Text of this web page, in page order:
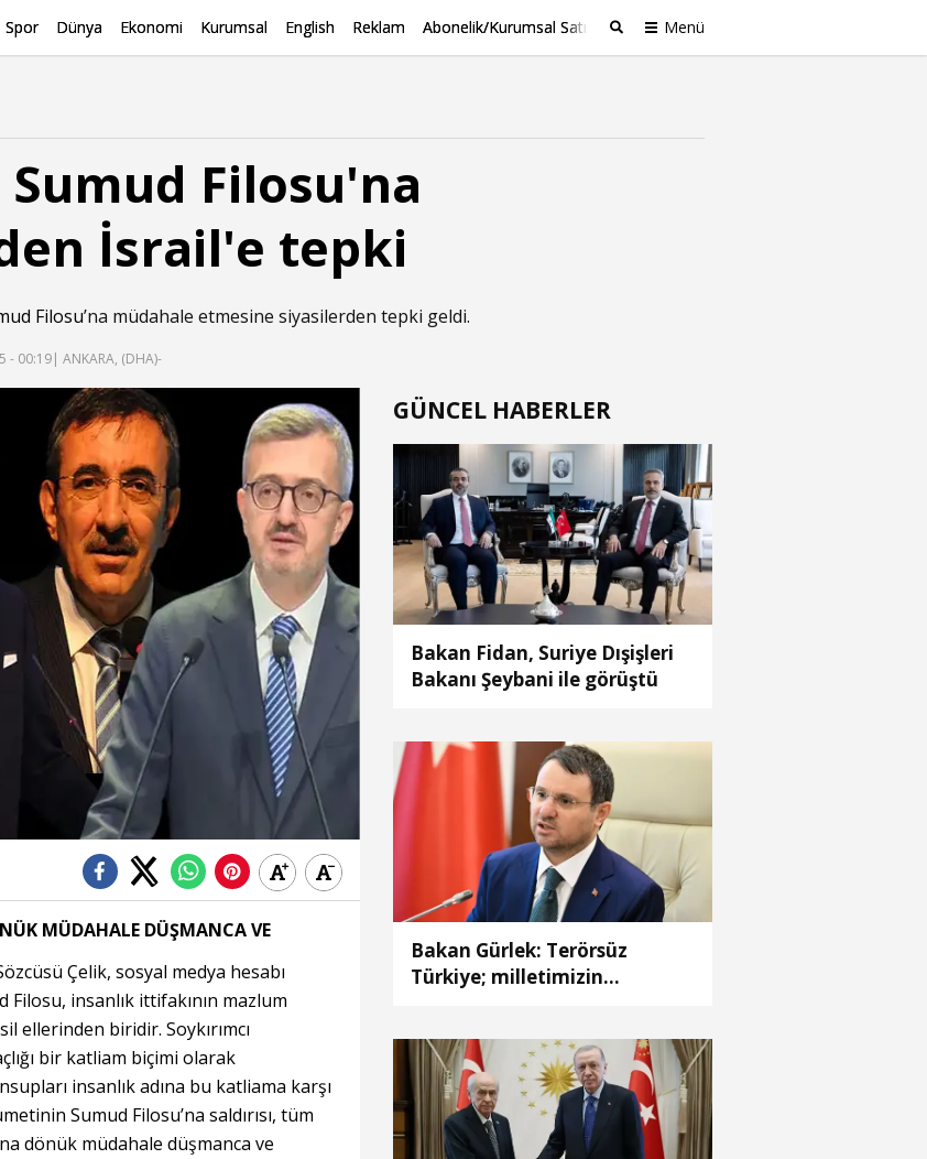
Spor Dünya Ekonomi Kurumsal English Reklam Abonelik/Kurumsal Satış Menü
Filosu'na
İsrail'e tepki
Filosu’na müdahale etmesine siyasilerden tepki geldi.
- 00:19| ANKARA, (DHA)-
MÜDAHALE DÜŞMANCA VE
Çelik, sosyal medya hesabı
Filosu, insanlık ittifakının mazlum
ellerinden biridir. Soykırımcı
bir katliam biçimi olarak
insanlık adına bu katliama karşı
Sumud Filosu’na saldırısı, tüm
dönük müdahale düşmanca ve
GÜNCEL HABERLER
Bakan Fidan, Suriye Dışişleri
Bakanı Şeybani ile görüştü
Bakan Gürlek: Terörsüz
Türkiye; milletimizin
geleceğimizi esas alan milli bir
devlet politikasıdır